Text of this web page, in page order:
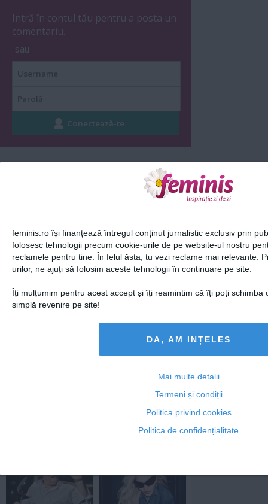
feminis.ro își finanțează întregul conținut jurnalistic exclusiv prin
folosesc tehnologii precum cookie-urile de pe website-ul nostru
reclamele pentru tine. În felul ăsta, tu vezi reclame mai relevante.
urilor, ne ajuți să folosim aceste tehnologii în continuare pe site.
Îți mulțumim pentru acest accept și îți reamintim că îți poți schimba
simplă revenire pe site!
DA, AM INȚELES
Mai multe detalii
Termeni și condiții
Politica privind cookies
Politica de confidențialitate
Intră în contul tău pentru a posta un
comentariu.
sau
exemplul iubitei sale,
Taylor Swift, şi a...
19 feb 2024 0
emoționant de
Valentine's Day:
„Sărbătoresc...
„Griselda” pe Netflix,
25 ian 2024 1